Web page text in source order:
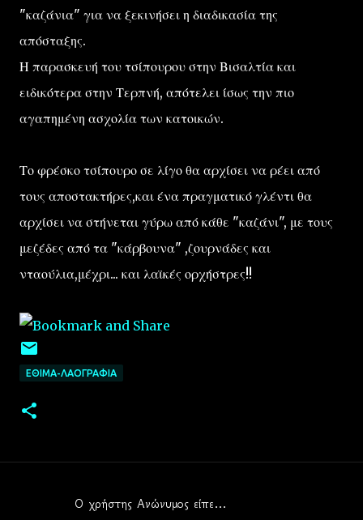
"καζάνια" για να ξεκινήσει η διαδικασία της
απόσταξης.
Η παρασκευή του τσίπουρου στην Βισαλτία και
ειδικότερα στην Τερπνή, απότελει ίσως την πιο
αγαπημένη ασχολία των κατοικών.
Το φρέσκο τσίπουρο σε λίγο θα αρχίσει να ρέει από
τους αποστακτήρες,και ένα πραγματικό γλέντι θα
αρχίσει να στήνεται γύρω από κάθε "καζάνι", με τους
μεζέδες από τα "κάρβουνα" ,ζουρνάδες και
νταούλια,μέχρι... και λαϊκές ορχήστρες!!
ΕΘΙΜΑ-ΛΑΟΓΡΑΦΙΑ
Ο χρήστης Ανώνυμος είπε…